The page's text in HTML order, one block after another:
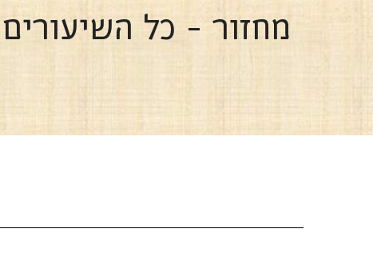
מחזור - כל